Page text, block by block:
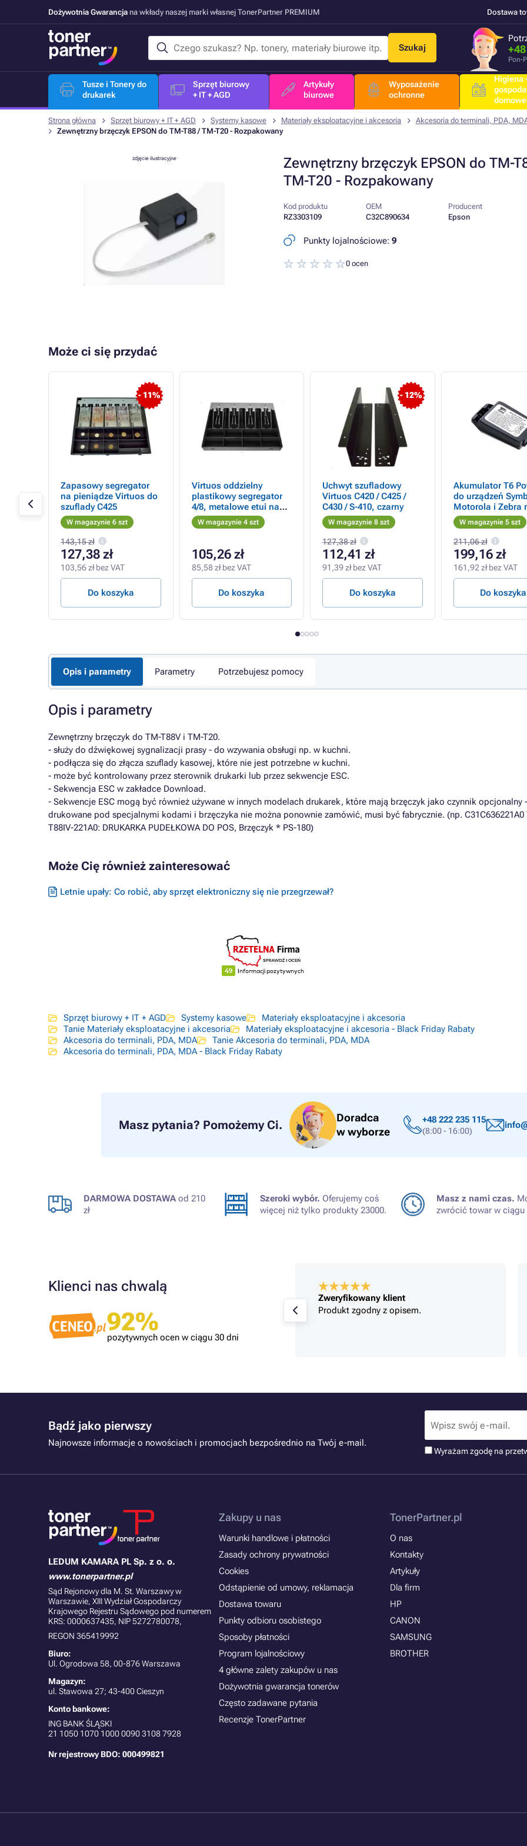
Dożywotnia Gwarancja na wkłady naszej marki własnej TonerPartner PREMIUM Dostawa
Szukaj
Pon-
Tusze i Tonery do
drukarek
Sprzęt biurowy
+ IT + AGD
Artykuły
biurowe
Wyposażenie
ochronne
Higiena
Strona główna Sprzęt biurowy + IT + AGD Systemy kasowe Materiały eksploatacyjne i akcesoria
Akcesoria do terminali, PDA,
Zewnętrzny brzęczyk EPSON do TM-T88 / TM-T20 - Rozpakowany
Zewnętrzny brzęczyk EPSON do TM-
TM-T20 - Rozpakowany
zdjęcie ilustracyjne
Kod produktu
RZ3303109
OEM
C32C890634
Producent
Epson
Punkty lojalnościowe: 9
0 ocen
Może ci się przydać
do
- 11%
Zapasowy segregator
na pieniądze Virtuos do
szuflady C425
W magazynie 6 szt
143,15 zł
127,38 zł
103,56 zł bez VAT
Do koszyka
Virtuos oddzielny
plastikowy segregator
4/8, metalowe etui na
banknoty
W magazynie 4 szt
105,26 zł
85,58 zł bez VAT
Do koszyka
- 12%
Uchwyt szufladowy
Virtuos C420 / C425 /
C430 / S-410, czarny
W magazynie 8 szt
127,38 zł
112,41 zł
91,39 zł bez VAT
Do koszyka
Akumulator T6
do urządzeń
Motorola i Zebra
MC2100, MC2180,
mAh, 8,9 Wh,
jonowy
W magazynie 5 szt
211,06 zł
199,16 zł
161,92 zł bez VAT
Do koszyka
Opis i parametry Parametry Potrzebujesz pomocy
Opis i parametry
Zewnętrzny brzęczyk do TM-T88V i TM-T20.
- służy do dźwiękowej sygnalizacji prasy - do wzywania obsługi np. w kuchni.
- podłącza się do złącza szuflady kasowej, które nie jest potrzebne w kuchni.
- może być kontrolowany przez sterownik drukarki lub przez sekwencje ESC.
- Sekwencja ESC w zakładce Download.
- Sekwencje ESC mogą być również używane w innych modelach drukarek, które mają brzęczyk jako czynnik opcjonalny
drukowane pod specjalnymi kodami i brzęczyka nie można ponownie zamówić, musi być fabrycznie. (np. C31C636221A0
T88IV-221A0: DRUKARKA PUDEŁKOWA DO POS, Brzęczyk * PS-180)
Może Cię również zainteresować
Letnie upały: Co robić, aby sprzęt elektroniczny się nie przegrzewał?
Sprzęt biurowy + IT + AGD Systemy kasowe
Materiały eksploatacyjne i akcesoria
Tanie Materiały eksploatacyjne i akcesoria
Materiały eksploatacyjne i akcesoria - Black Friday Rabaty
Akcesoria do terminali, PDA, MDA
Tanie Akcesoria do terminali, PDA, MDA
Akcesoria do terminali, PDA, MDA - Black Friday Rabaty
Masz pytania? Pomożemy Ci.
Doradca
w wyborze
+48 222 235 115
(8:00 - 16:00)
DARMOWA DOSTAWA od 210
zł
Szeroki wybór. Oferujemy coś
więcej niż tylko produkty 23000.
Masz z nami czas.
zwrócić towar w ciągu
Klienci nas chwalą
92%
pozytywnych ocen w ciągu 30 dni
Zweryfikowany klient
Tonery OK!
Zweryfikowany klient
Produkt zgodny z opisem.
Bądź jako pierwszy
Najnowsze informacje o nowościach i promocjach bezpośrednio na Twój e-mail.
Wyrażam zgodę na
LEDUM KAMARA PL Sp. z o. o.
www.tonerpartner.pl
Sąd Rejonowy dla M. St. Warszawy w
Warszawie, XIII Wydział Gospodarczy
Krajowego Rejestru Sądowego pod numerem
KRS: 0000637435, NIP 5272780078,
REGON 365419992
Biuro:
Ul. Ogrodowa 58, 00-876 Warszawa
Magazyn:
ul. Stawowa 27; 43-400 Cieszyn
Konto bankowe:
ING BANK ŚLĄSKI
21 1050 1070 1000 0090 3108 7928
Nr rejestrowy BDO: 000499821
Zakupy u nas
Warunki handlowe i płatności
Zasady ochrony prywatności
Cookies
Odstąpienie od umowy, reklamacja
Dostawa towaru
Punkty odbioru osobistego
Sposoby płatności
Program lojalnościowy
4 główne zalety zakupów u nas
Dożywotnia gwarancja tonerów
Często zadawane pytania
Recenzje TonerPartner
TonerPartner.pl
O nas
Kontakty
Artykuły
Dla firm
HP
CANON
SAMSUNG
BROTHER